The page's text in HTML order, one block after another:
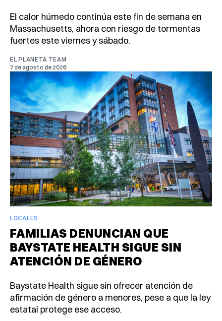
El calor húmedo continúa este fin de semana en
Massachusetts, ahora con riesgo de tormentas
fuertes este viernes y sábado.
EL PLANETA TEAM
7 de agosto de 2026
LOCALES
FAMILIAS DENUNCIAN QUE
BAYSTATE HEALTH SIGUE SIN
ATENCIÓN DE GÉNERO
Baystate Health sigue sin ofrecer atención de
afirmación de género a menores, pese a que la ley
estatal protege ese acceso.